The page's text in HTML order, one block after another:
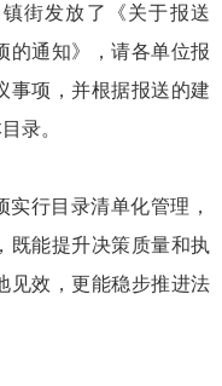
街发放了《关于报送
的通知》，请各单位报
事项，并根据报送的建
录。
行目录清单化管理，
既能提升决策质量和执
见效，更能稳步推进法